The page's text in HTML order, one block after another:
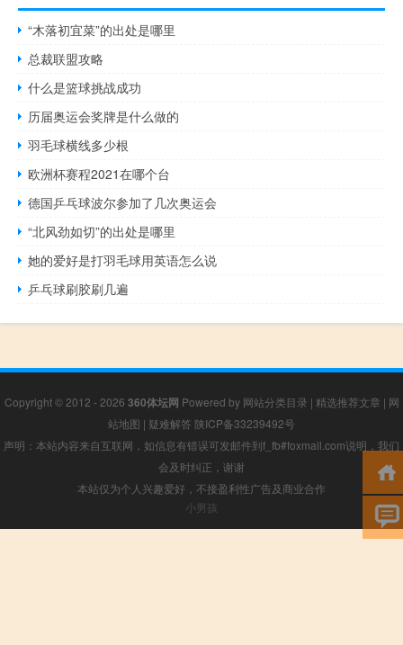
“木落初宜菜”的出处是哪里
总裁联盟攻略
什么是篮球挑战成功
历届奥运会奖牌是什么做的
羽毛球横线多少根
欧洲杯赛程2021在哪个台
德国乒乓球波尔参加了几次奥运会
“北风劲如切”的出处是哪里
她的爱好是打羽毛球用英语怎么说
乒乓球刷胶刷几遍
Copyright © 2012 - 2026 360体坛网 Powered by 网站分类目录 | 精选推荐文章 | 网
站地图 | 疑难解答 陕ICP备33239492号
声明：本站内容来自互联网，如信息有错误可发邮件到f_fb#foxmail.com说明，我们
会及时纠正，谢谢
本站仅为个人兴趣爱好，不接盈利性广告及商业合作
小男孩